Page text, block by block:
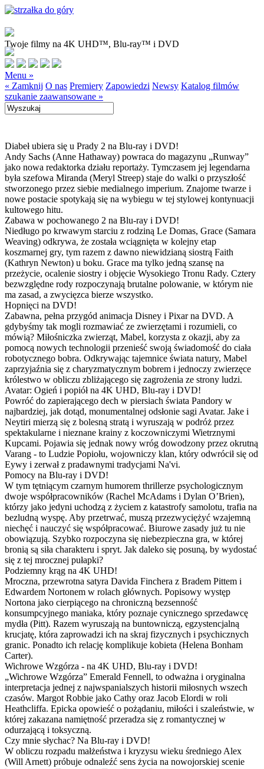
Twoje filmy na 4K UHD™, Blu-ray™ i DVD
Menu »
« Zamknij O nas Premiery Zapowiedzi Newsy Katalog filmów
szukanie zaawansowane »
Diabeł ubiera się u Prady 2 na Blu-ray i DVD!
Andy Sachs (Anne Hathaway) powraca do magazynu „Runway”
jako nowa redaktorka działu reportaży. Tymczasem jej legendarna
była szefowa Miranda (Meryl Streep) staje do walki o przyszłość
stworzonego przez siebie medialnego imperium. Znajome twarze i
nowe postacie spotykają się na wybiegu w tej stylowej kontynuacji
kultowego hitu.
Zabawa w pochowanego 2 na Blu-ray i DVD!
Niedługo po krwawym starciu z rodziną Le Domas, Grace (Samara
Weaving) odkrywa, że została wciągnięta w kolejny etap
koszmarnej gry, tym razem z dawno niewidzianą siostrą Faith
(Kathryn Newton) u boku. Grace ma tylko jedną szansę na
przeżycie, ocalenie siostry i objęcie Wysokiego Tronu Rady. Cztery
bezwzględne rody rozpoczynają brutalne polowanie, w którym nie
ma zasad, a zwycięzca bierze wszystko.
Hopnięci na DVD!
Zabawna, pełna przygód animacja Disney i Pixar na DVD. A
gdybyśmy tak mogli rozmawiać ze zwierzętami i rozumieli, co
mówią? Miłośniczka zwierząt, Mabel, korzysta z okazji, aby za
pomocą nowych technologii przenieść swoją świadomość do ciała
robotycznego bobra. Odkrywając tajemnice świata natury, Mabel
zaprzyjaźnia się z charyzmatycznym bobrem i jednoczy zwierzęce
królestwo w obliczu zbliżającego się zagrożenia ze strony ludzi.
Avatar: Ogień i popiół na 4K UHD, Blu-ray i DVD!
Powróć do zapierającego dech w piersiach świata Pandory w
najbardziej, jak dotąd, monumentalnej odsłonie sagi Avatar. Jake i
Neytiri mierzą się z bolesną stratą i wyruszają w podróż przez
spektakularne i nieznane krainy z koczowniczymi Wietrznymi
Kupcami. Pojawia się jednak nowy wróg dowodzony przez okrutną
Varang - to Ludzie Popiołu, wojowniczy klan, który odwrócił się od
Eywy i zerwał z pradawnymi tradycjami Na'vi.
Pomocy na Blu-ray i DVD!
W tym tętniącym czarnym humorem thrillerze psychologicznym
dwoje współpracowników (Rachel McAdams i Dylan O’Brien),
którzy jako jedyni uchodzą z życiem z katastrofy samolotu, trafia na
bezludną wyspę. Aby przetrwać, muszą przezwyciężyć wzajemną
niechęć i nauczyć się współpracować. Biurowe zasady już tu nie
obowiązują. Szybko rozpoczyna się niebezpieczna gra, w której
bronią są siła charakteru i spryt. Jak daleko się posuną, by wydostać
się z tej mrocznej pułapki?
Podziemny krąg na 4K UHD!
Mroczna, przewrotna satyra Davida Finchera z Bradem Pittem i
Edwardem Nortonem w rolach głównych. Popisowy występ
Nortona jako cierpiącego na chroniczną bezsenność
konsumpcyjnego maniaka, który poznaje cynicznego sprzedawcę
mydła (Pitt). Razem wyruszają na buntowniczą, egzystencjalną
krucjatę, która zaprowadzi ich na skraj fizycznych i psychicznych
granic. Ponadto ich relację komplikuje kobieta (Helena Bonham
Carter).
Wichrowe Wzgórza - na 4K UHD, Blu-ray i DVD!
„Wichrowe Wzgórza” Emerald Fennell, to odważna i oryginalna
interpretacja jednej z najwspanialszych historii miłosnych wszech
czasów. Margot Robbie jako Cathy oraz Jacob Elordi w roli
Heathcliffa. Epicka opowieść o pożądaniu, miłości i szaleństwie, w
której zakazana namiętność przeradza się z romantycznej w
odurzającą i toksyczną.
Czy mnie słychac? Na Blu-ray i DVD!
W obliczu rozpadu małżeństwa i kryzysu wieku średniego Alex
(Will Arnett) próbuje odnaleźć sens życia na nowojorskiej scenie